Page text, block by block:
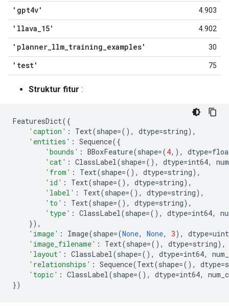
'gpt4v' 4.903
'llava_15' 4.902
'planner_llm_training_examples' 30
'test' 75
Struktur fitur :
FeaturesDict({
'caption' : Text(shape=(), dtype=string),
'entities' : Sequence({
'bounds' : BBoxFeature(shape=(4,), dtype=
'cat' : ClassLabel(shape=(), dtype=int64,
'from' : Text(shape=(), dtype=string),
'id' : Text(shape=(), dtype=string),
'label' : Text(shape=(), dtype=string),
'to' : Text(shape=(), dtype=string),
'type' : ClassLabel(shape=(), dtype=int64,
}),
'image' : Image(shape=(None, None, 3), dtype=
'image_filename' : Text(shape=(), dtype=string),
'layout' : ClassLabel(shape=(), dtype=int64,
'relationships' : Sequence(Text(shape=(), dtype=
'topic' : ClassLabel(shape=(), dtype=int64,
})